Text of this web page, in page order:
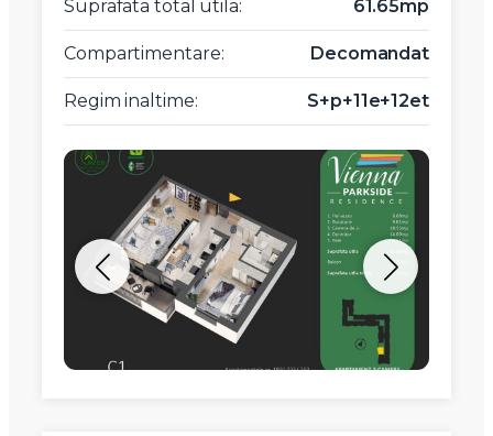
Suprafata total utila: 61.65mp
Compartimentare: Decomandat
Regim inaltime: S+p+11e+12et